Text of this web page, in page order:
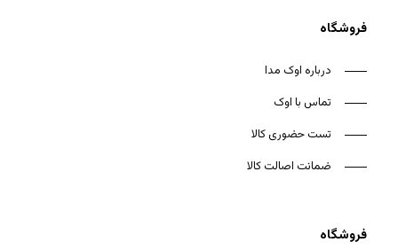
فروشگاه
درباره اوک مدا
تماس با اوک
تست حضوری کالا
ضمانت اصالت کالا
فروشگاه